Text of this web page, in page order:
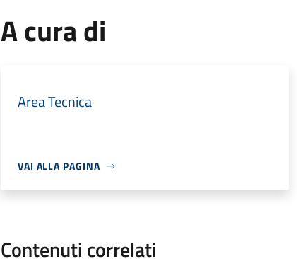
A cura di
Area Tecnica
VAI ALLA PAGINA
Contenuti correlati